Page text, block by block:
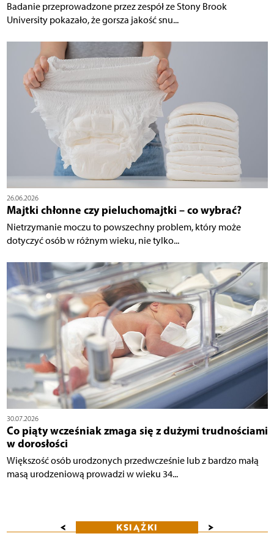
Badanie przeprowadzone przez zespół ze Stony Brook
University pokazało, że gorsza jakość snu...
26.06.2026
Majtki chłonne czy pieluchomajtki – co wybrać?
Nietrzymanie moczu to powszechny problem, który może
dotyczyć osób w różnym wieku, nie tylko...
30.07.2026
Co piąty wcześniak zmaga się z dużymi trudnościami
w dorosłości
Większość osób urodzonych przedwcześnie lub z bardzo małą
masą urodzeniową prowadzi w wieku 34...
< KSIĄŻKI >